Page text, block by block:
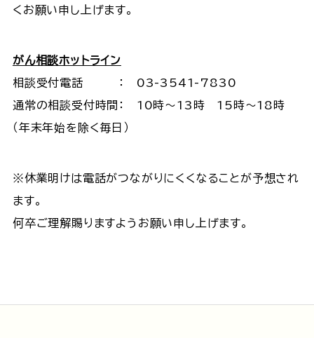
くお願い申し上げます。
がん相談ホットライン
相談受付電話 ： 03-3541-7830
通常の相談受付時間： 10時～13時 15時～18時
（年末年始を除く毎日）
※休業明けは電話がつながりにくくなることが予想され
ます。
何卒ご理解賜りますようお願い申し上げます。